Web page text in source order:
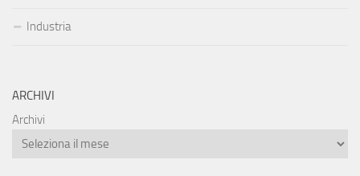
Industria
ARCHIVI
Archivi